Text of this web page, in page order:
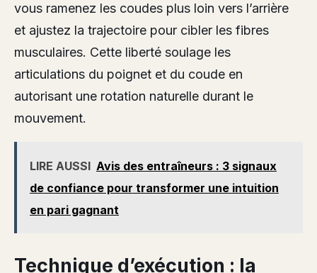
vous ramenez les coudes plus loin vers l’arrière
et ajustez la trajectoire pour cibler les fibres
musculaires. Cette liberté soulage les
articulations du poignet et du coude en
autorisant une rotation naturelle durant le
mouvement.
LIRE AUSSI Avis des entraîneurs : 3 signaux
de confiance pour transformer une intuition
en pari gagnant
Technique d’exécution : la